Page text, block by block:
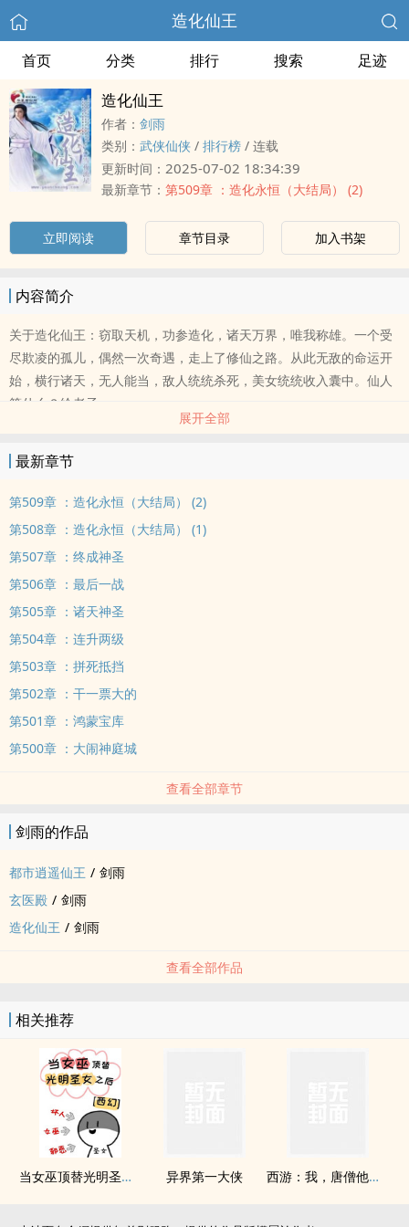
造化仙王
首页 分类 排行 搜索 足迹
造化仙王
作者： 剑雨
类别： 武侠仙侠 / 排行榜 / 连载
更新时间： 2025-07-02 18:34:39
最新章节： 第509章 ：造化永恒（大结局） (2)
立即阅读 章节目录 加入书架
内容简介
关于造化仙王：窃取天机，功参造化，诸天万界，唯我称雄。一个受
尽欺凌的孤儿，偶然一次奇遇，走上了修仙之路。从此无敌的命运开
始，横行诸天，无人能当，敌人统统杀死，美女统统收入囊中。仙人
算什么？给老子..
展开全部
最新章节
第509章 ：造化永恒（大结局） (2)
第508章 ：造化永恒（大结局） (1)
第507章 ：终成神圣
第506章 ：最后一战
第505章 ：诸天神圣
第504章 ：连升两级
第503章 ：拼死抵挡
第502章 ：干一票大的
第501章 ：鸿蒙宝库
第500章 ：大闹神庭城
查看全部章节
剑雨的作品
都市逍遥仙王 / 剑雨
玄医殿 / 剑雨
造化仙王 / 剑雨
查看全部作品
相关推荐
当女巫顶替光明圣女之后[西幻] 异界第一大侠 西游：我，唐僧他爹，丁克